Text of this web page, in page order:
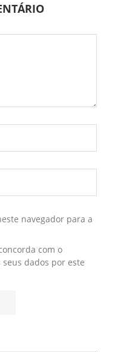
navegador para a
com o
dados por este